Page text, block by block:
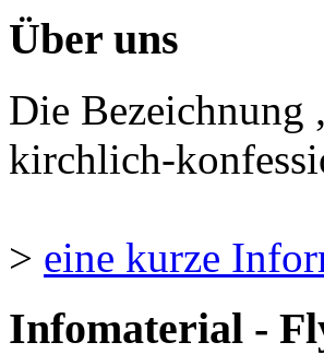
Über uns
Die Bezeichnung
kirchlich-
> eine kurze
Infomaterial -